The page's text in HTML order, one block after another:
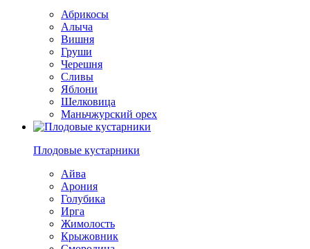
Абрикосы
Алыча
Вишня
Груши
Черешня
Сливы
Яблони
Шелковица
Маньчжурский орех
Плодовые кустарники
Айва
Арония
Голубика
Ирга
Жимолость
Крыжовник